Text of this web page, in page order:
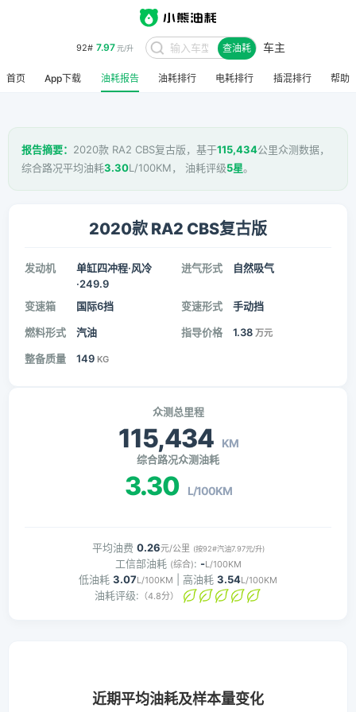
92# 7.97元/升 查油耗 车主
首页 App下载 油耗报告 油耗排行 电耗排行 插混排行 帮助
报告摘要： 2020款 RA2 CBS复古版，基于115,434公里众测数据，
综合路况平均油耗3.30L/100KM， 油耗评级5星。
2020款 RA2 CBS复古版
发动机
单缸四冲程·风冷
·249.9
进气形式 自然吸气
变速箱 国际6挡 变速形式 手动挡
燃料形式 汽油 指导价格 1.38 万元
整备质量 149 KG
众测总里程
115,434 KM
综合路况众测油耗
3.30 L/100KM
平均油费 0.26元/公里 (按92#汽油7.97元/升)
工信部油耗 (综合): -L/100KM
低油耗 3.07L/100KM | 高油耗 3.54L/100KM
油耗评级: （4.8分）